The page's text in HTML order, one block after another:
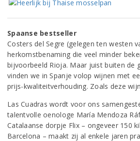
Spaanse bestseller
Costers del Segre (gelegen ten westen
herkomstbenaming die veel minder
bijvoorbeeld Rioja. Maar juist buiten de
vinden we in Spanje volop wijnen met
prijs-kwaliteitverhouding. Zoals deze
Las Cuadras wordt voor ons
talentvolle oenologe María Mendoza
Catalaanse dorpje Flix – ongeveer 150
Barcelona – maakt zij al enkele jaren